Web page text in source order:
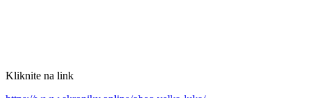
Kliknite na link